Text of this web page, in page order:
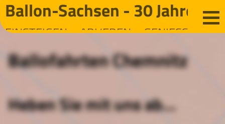
Ballofahrten Chemnitz
Heben Sie mit uns ab...
Ballon-Sachsen - 30 Jahre
EINSTEIGEN – ABHEBEN – GENIESSEN